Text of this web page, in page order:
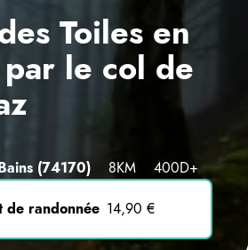
Toiles en
par le col de
(74170) 8KM
400D+
de randonnée 14,90 €